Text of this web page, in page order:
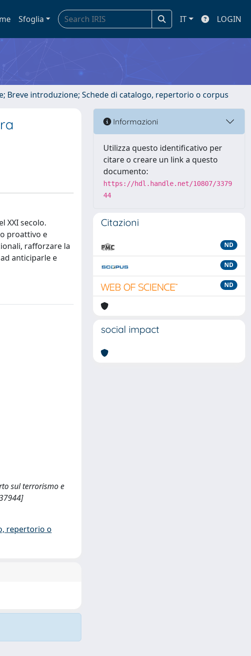
Sfoglia IT LOGIN
Breve introduzione; Schede di catalogo, repertorio o corpus
XXI secolo.
proattivo e
rafforzare la
anticiparle e
sul terrorismo e
repertorio o
Informazioni
Utilizza questo identificativo per
citare o creare un link a questo
documento:
https://hdl.handle.net/10807/3379
44
Citazioni
ND
ND
ND
social impact